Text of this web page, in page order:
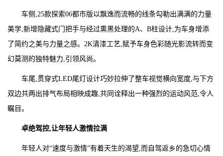
车侧,25款探索06都市版以飘逸而流畅的线条勾勒出满满的力量
美学,新增隐藏式门把手与经过熏黑处理的A、B柱设计,为车身增添
了简约之美与力量之感。2K清漆工艺,赋予车身色彩随光影流转而变
幻莫测的独特魅力,引领风尚。
车尾,贯穿式LED尾灯设计巧妙拉伸了整车视觉横向宽度,与下方
双边共两出排气布局相映成趣,共同诠释出一种强烈的运动风范,令人
瞩目。
卓绝驾控,让年轻人激情拉满
年轻人对“速度与激情”有着天生的渴望,而自驾返乡的急切心情